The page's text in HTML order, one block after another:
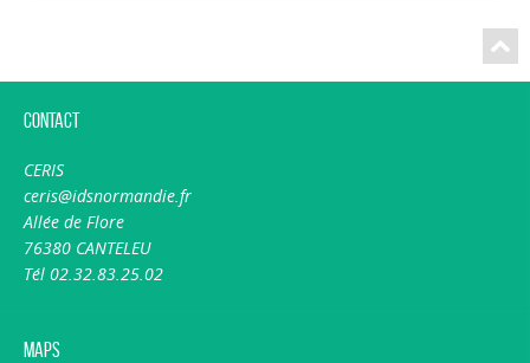
Contact
CERIS
ceris@idsnormandie.fr
Allée de Flore
76380 CANTELEU
Tél 02.32.83.25.02
Maps